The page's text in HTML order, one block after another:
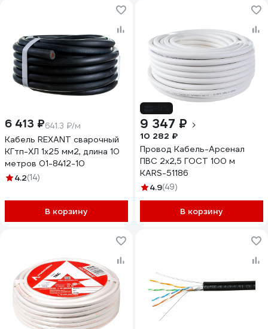
6 413 ₽641.3 ₽/м
Кабель REXANT сварочный
КГтп-ХЛ 1х25 мм2, длина 10
метров 01-8412-10
4.2(14)
В корзину
9 347 ₽
10 282 ₽
Провод Кабель-Арсенал
ПВС 2х2,5 ГОСТ 100 м
KARS-51186
4.9(49)
В корзину